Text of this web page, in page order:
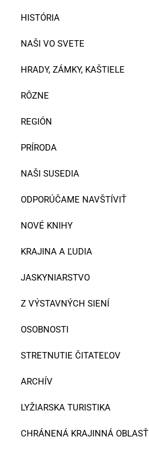
HISTÓRIA
NAŠI VO SVETE
HRADY, ZÁMKY, KAŠTIELE
RÔZNE
REGIÓN
PRÍRODA
NAŠI SUSEDIA
ODPORÚČAME NAVŠTÍVIŤ
NOVÉ KNIHY
KRAJINA A ĽUDIA
JASKYNIARSTVO
Z VÝSTAVNÝCH SIENÍ
OSOBNOSTI
STRETNUTIE ČITATEĽOV
ARCHÍV
LYŽIARSKA TURISTIKA
CHRÁNENÁ KRAJINNÁ OBLASŤ